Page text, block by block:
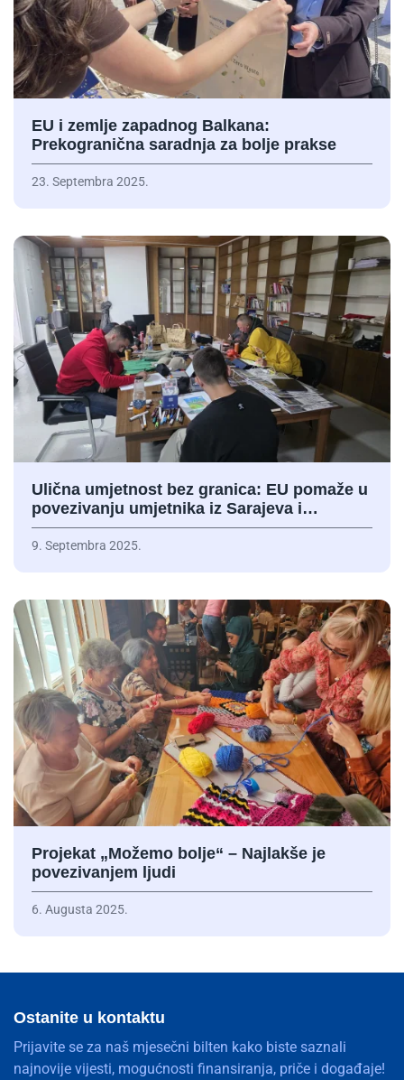
EU i zemlje zapadnog Balkana:
Prekogranična saradnja za bolje prakse
23. Septembra 2025.
Ulična umjetnost bez granica: EU pomaže u
povezivanju umjetnika iz Sarajeva i…
9. Septembra 2025.
Projekat „Možemo bolje“ – Najlakše je
povezivanjem ljudi
6. Augusta 2025.
Ostanite u kontaktu
Prijavite se za naš mjesečni bilten kako biste saznali
najnovije vijesti, mogućnosti finansiranja, priče i događaje!